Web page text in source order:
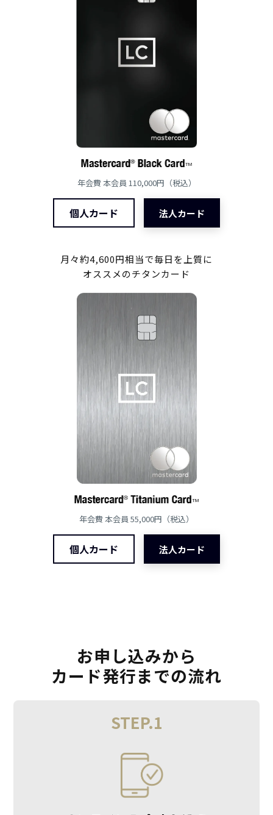
年会費 本会員 110,000円（税込）
個人カード 法人カード
月々約4,600円相当で毎日を上質に
オススメのチタンカード
年会費 本会員 55,000円（税込）
個人カード 法人カード
お申し込みから
カード発行までの流れ
STEP.1